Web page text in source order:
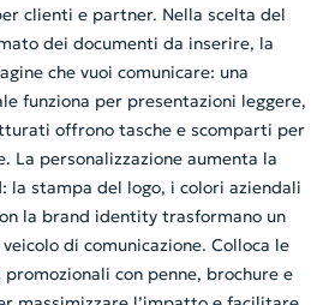
clienti e partner. Nella scelta del
dei documenti da inserire, la
che vuoi comunicare: una
funziona per presentazioni leggere,
offrono tasche e scomparti per
La personalizzazione aumenta la
la stampa del logo, i colori aziendali
la brand identity trasformano un
di comunicazione. Colloca le
con penne, brochure e